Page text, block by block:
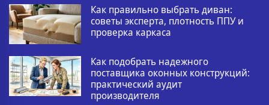
Как правильно выбрать диван:
советы эксперта, плотность ППУ и
проверка каркаса
Как подобрать надежного
поставщика оконных конструкций:
практический аудит
производителя